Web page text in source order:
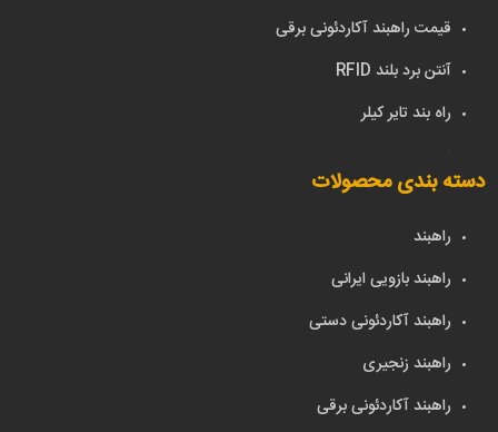
قیمت راهبند آکاردئونی برقی
آنتن برد بلند RFID
راه بند تایر کیلر
دسته بندی محصولات
راهبند
راهبند بازویی ایرانی
راهبند آکاردئونی دستی
راهبند زنجیری
راهبند آکاردئونی برقی